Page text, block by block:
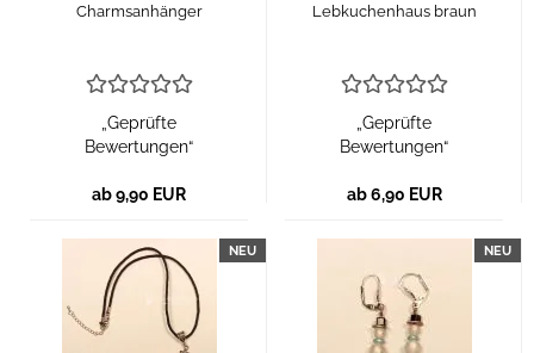
Charmsanhänger
„Geprüfte
Bewertungen“
ab 9,90 EUR
Lebkuchenhaus braun
„Geprüfte
Bewertungen“
ab 6,90 EUR
NEU NEU